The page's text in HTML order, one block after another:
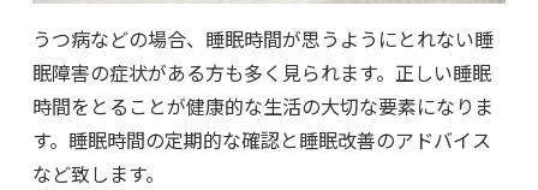
うつ病などの場合、睡眠時間が思うようにとれない睡
眠障害の症状がある方も多く見られます。正しい睡眠
時間をとることが健康的な生活の大切な要素になりま
す。睡眠時間の定期的な確認と睡眠改善のアドバイス
など致します。